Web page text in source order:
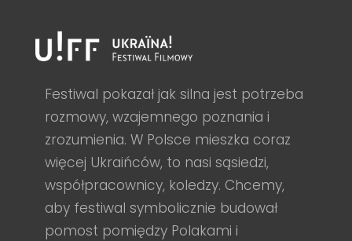
Festiwal pokazał jak silna jest potrzeba
rozmowy, wzajemnego poznania i
zrozumienia. W Polsce mieszka coraz
więcej Ukraińców, to nasi sąsiedzi,
współpracownicy, koledzy. Chcemy,
aby festiwal symbolicznie budował
pomost pomiędzy Polakami i